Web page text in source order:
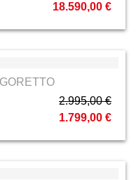
18.590,00 €
2.995,00 €
1.799,00 €